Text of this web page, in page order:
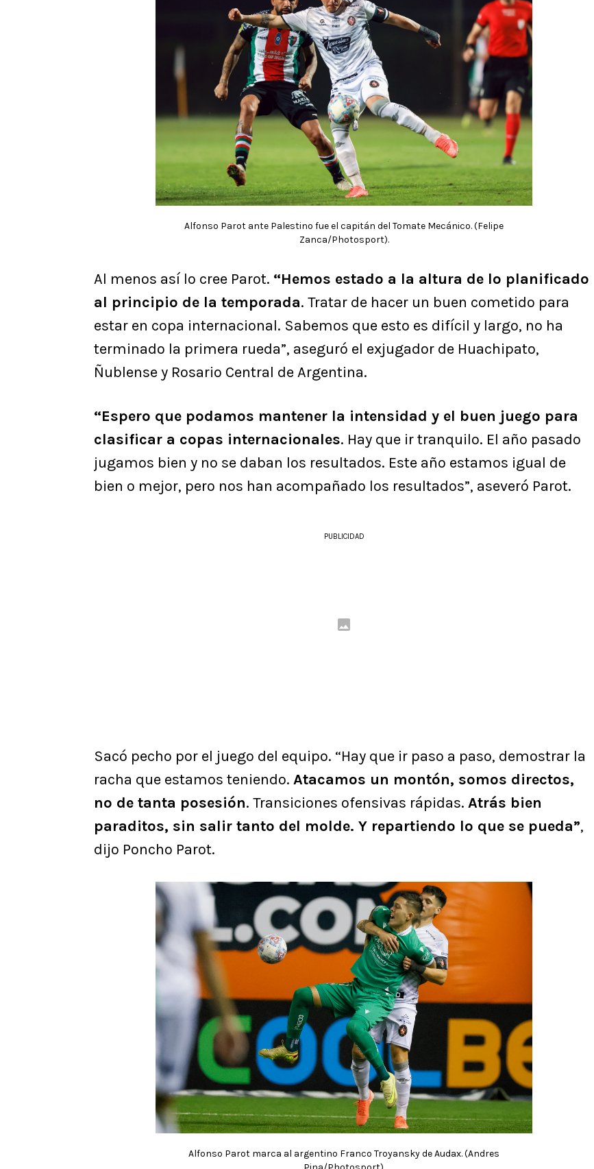
Alfonso Parot ante Palestino fue el capitán del Tomate Mecánico. (Felipe
Zanca/Photosport).
Al menos así lo cree Parot. “Hemos estado a la altura de lo planificado
al principio de la temporada. Tratar de hacer un buen cometido para
estar en copa internacional. Sabemos que esto es difícil y largo, no ha
terminado la primera rueda”, aseguró el exjugador de Huachipato,
Ñublense y Rosario Central de Argentina.
“Espero que podamos mantener la intensidad y el buen juego para
clasificar a copas internacionales. Hay que ir tranquilo. El año pasado
jugamos bien y no se daban los resultados. Este año estamos igual de
bien o mejor, pero nos han acompañado los resultados”, aseveró Parot.
PUBLICIDAD
Sacó pecho por el juego del equipo. “Hay que ir paso a paso, demostrar la
racha que estamos teniendo. Atacamos un montón, somos directos,
no de tanta posesión. Transiciones ofensivas rápidas. Atrás bien
paraditos, sin salir tanto del molde. Y repartiendo lo que se pueda”,
dijo Poncho Parot.
Alfonso Parot marca al argentino Franco Troyansky de Audax. (Andres